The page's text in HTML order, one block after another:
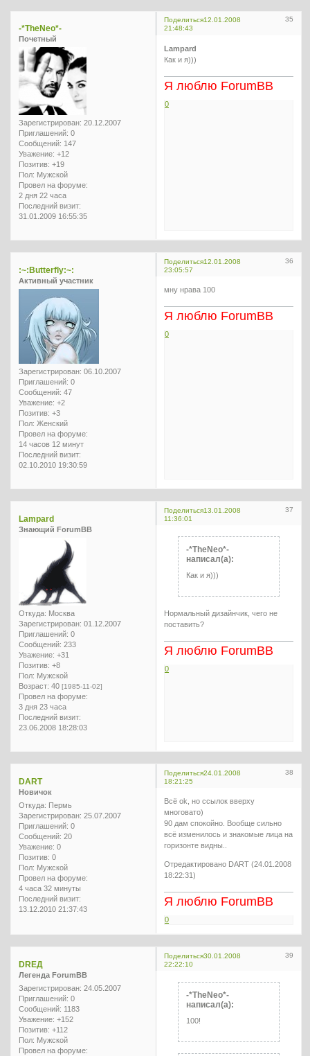
Поделиться 35
12.01.2008
21:48:43
-*TheNeo*-
Почетный
Зарегистрирован: 20.12.2007
Приглашений: 0
Сообщений: 147
Уважение: +12
Позитив: +19
Пол: Мужской
Провел на форуме:
2 дня 22 часа
Последний визит:
31.01.2009 16:55:35
Lampard
Как и я)))
Я люблю ForumBB
0
Поделиться 36
12.01.2008
23:05:57
:~:Butterfly:~:
Активный участник
Зарегистрирован: 06.10.2007
Приглашений: 0
Сообщений: 47
Уважение: +2
Позитив: +3
Пол: Женский
Провел на форуме:
14 часов 12 минут
Последний визит:
02.10.2010 19:30:59
мну нрава 100
Я люблю ForumBB
0
Поделиться 37
13.01.2008
11:36:01
Lampard
Знающий ForumBB
Откуда: Москва
Зарегистрирован: 01.12.2007
Приглашений: 0
Сообщений: 233
Уважение: +31
Позитив: +8
Пол: Мужской
Возраст: 40 [1985-11-02]
Провел на форуме:
3 дня 23 часа
Последний визит:
23.06.2008 18:28:03
-*TheNeo*-
написал(а):
Как и я)))
Нормальный дизайнчик, чего не
поставить?
Я люблю ForumBB
0
Поделиться 38
24.01.2008
18:21:25
DART
Новичок
Откуда: Пермь
Зарегистрирован: 25.07.2007
Приглашений: 0
Сообщений: 20
Уважение: 0
Позитив: 0
Пол: Мужской
Провел на форуме:
4 часа 32 минуты
Последний визит:
13.12.2010 21:37:43
Всё ok, но ссылок вверху
многовато)
90 дам спокойно. Вообще сильно
всё изменилось и знакомые лица на
горизонте видны..
Отредактировано DART (24.01.2008
18:22:31)
Я люблю ForumBB
0
Поделиться 39
30.01.2008
22:22:10
DREД
Легенда ForumBB
Зарегистрирован: 24.05.2007
Приглашений: 0
Сообщений: 1183
Уважение: +152
Позитив: +112
Пол: Мужской
Провел на форуме:
-*TheNeo*-
написал(а):
100!